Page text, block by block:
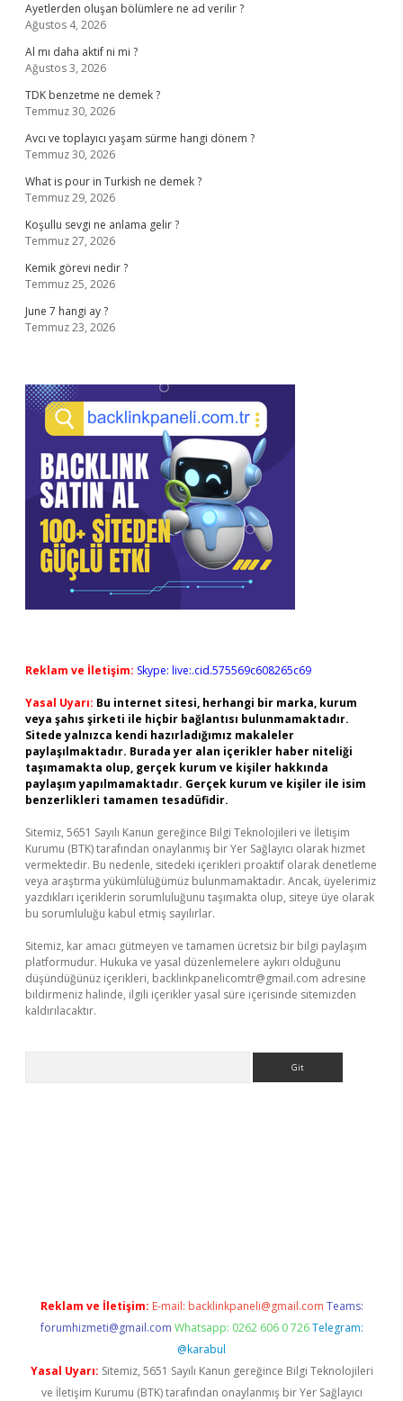
Ayetlerden oluşan bölümlere ne ad verilir ?
Ağustos 4, 2026
Al mı daha aktif ni mi ?
Ağustos 3, 2026
TDK benzetme ne demek ?
Temmuz 30, 2026
Avcı ve toplayıcı yaşam sürme hangi dönem ?
Temmuz 30, 2026
What is pour in Turkish ne demek ?
Temmuz 29, 2026
Koşullu sevgi ne anlama gelir ?
Temmuz 27, 2026
Kemik görevi nedir ?
Temmuz 25, 2026
June 7 hangi ay ?
Temmuz 23, 2026
Reklam ve İletişim: Skype: live:.cid.575569c608265c69
Yasal Uyarı: Bu internet sitesi, herhangi bir marka, kurum
veya şahıs şirketi ile hiçbir bağlantısı bulunmamaktadır.
Sitede yalnızca kendi hazırladığımız makaleler
paylaşılmaktadır. Burada yer alan içerikler haber niteliği
taşımamakta olup, gerçek kurum ve kişiler hakkında
paylaşım yapılmamaktadır. Gerçek kurum ve kişiler ile isim
benzerlikleri tamamen tesadüfidir.
Sitemiz, 5651 Sayılı Kanun gereğince Bilgi Teknolojileri ve İletişim
Kurumu (BTK) tarafından onaylanmış bir Yer Sağlayıcı olarak hizmet
vermektedir. Bu nedenle, sitedeki içerikleri proaktif olarak denetleme
veya araştırma yükümlülüğümüz bulunmamaktadır. Ancak, üyelerimiz
yazdıkları içeriklerin sorumluluğunu taşımakta olup, siteye üye olarak
bu sorumluluğu kabul etmiş sayılırlar.
Sitemiz, kar amacı gütmeyen ve tamamen ücretsiz bir bilgi paylaşım
platformudur. Hukuka ve yasal düzenlemelere aykırı olduğunu
düşündüğünüz içerikleri, backlinkpanelicomtr@gmail.com adresine
bildirmeniz halinde, ilgili içerikler yasal süre içerisinde sitemizden
kaldırılacaktır.
Reklam ve İletişim: E-mail: backlinkpaneli@gmail.com Teams:
forumhizmeti@gmail.com Whatsapp: 0262 606 0 726 Telegram:
@karabul
Yasal Uyarı: Sitemiz, 5651 Sayılı Kanun gereğince Bilgi Teknolojileri
ve İletişim Kurumu (BTK) tarafından onaylanmış bir Yer Sağlayıcı